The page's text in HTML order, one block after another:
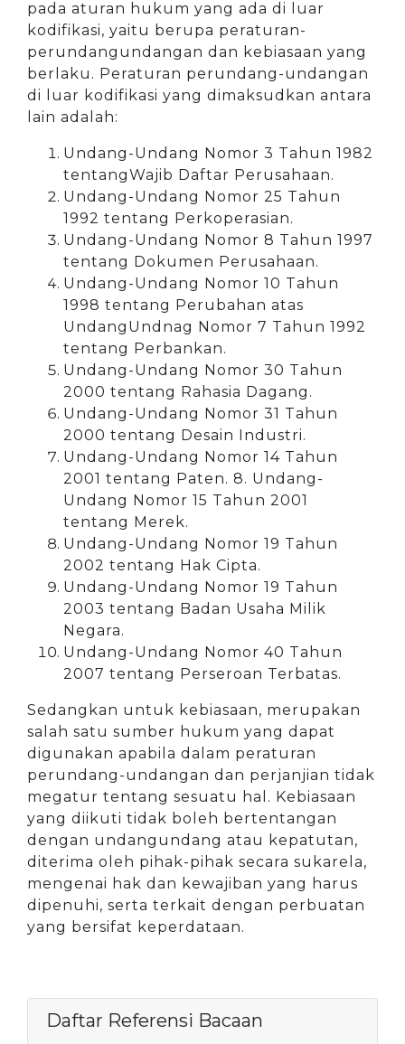
pada aturan hukum yang ada di luar
kodifikasi, yaitu berupa peraturan-
perundangundangan dan kebiasaan yang
berlaku. Peraturan perundang-undangan
di luar kodifikasi yang dimaksudkan antara
lain adalah:
Undang-Undang Nomor 3 Tahun 1982
tentangWajib Daftar Perusahaan.
Undang-Undang Nomor 25 Tahun
1992 tentang Perkoperasian.
Undang-Undang Nomor 8 Tahun 1997
tentang Dokumen Perusahaan.
Undang-Undang Nomor 10 Tahun
1998 tentang Perubahan atas
UndangUndnag Nomor 7 Tahun 1992
tentang Perbankan.
Undang-Undang Nomor 30 Tahun
2000 tentang Rahasia Dagang.
Undang-Undang Nomor 31 Tahun
2000 tentang Desain Industri.
Undang-Undang Nomor 14 Tahun
2001 tentang Paten. 8. Undang-
Undang Nomor 15 Tahun 2001
tentang Merek.
Undang-Undang Nomor 19 Tahun
2002 tentang Hak Cipta.
Undang-Undang Nomor 19 Tahun
2003 tentang Badan Usaha Milik
Negara.
Undang-Undang Nomor 40 Tahun
2007 tentang Perseroan Terbatas.
Sedangkan untuk kebiasaan, merupakan
salah satu sumber hukum yang dapat
digunakan apabila dalam peraturan
perundang-undangan dan perjanjian tidak
megatur tentang sesuatu hal. Kebiasaan
yang diikuti tidak boleh bertentangan
dengan undangundang atau kepatutan,
diterima oleh pihak-pihak secara sukarela,
mengenai hak dan kewajiban yang harus
dipenuhi, serta terkait dengan perbuatan
yang bersifat keperdataan.
Daftar Referensi Bacaan